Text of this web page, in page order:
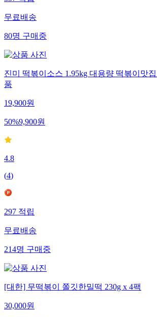
무료배송
80명구매중
진미 떡볶이소스 1.95kg 대용량 떡볶이맛
품
19,900원
50%9,900원
4.8
(4)
297적립
무료배송
214명구매중
[대한] 무떡볶이 쫄깃한밀떡 230g x 4팩
30,000원